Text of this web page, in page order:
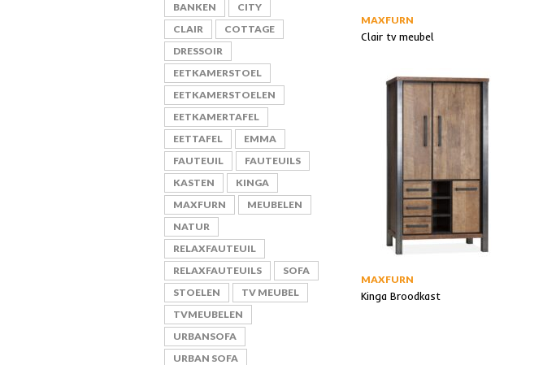
MAXFURN
Clair tv meubel
MAXFURN
Kinga Broodkast
BANKEN
CITY
CLAIR
COTTAGE
DRESSOIR
EETKAMERSTOEL
EETKAMERSTOELEN
EETKAMERTAFEL
EETTAFEL
EMMA
FAUTEUIL
FAUTEUILS
KASTEN
KINGA
MAXFURN
MEUBELEN
NATUR
RELAXFAUTEUIL
RELAXFAUTEUILS
SOFA
STOELEN
TV MEUBEL
TVMEUBELEN
URBANSOFA
URBAN SOFA